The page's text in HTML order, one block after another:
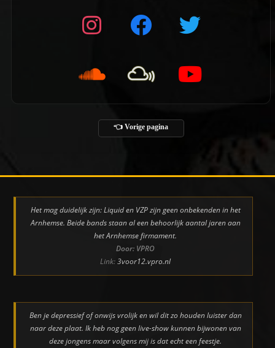
👈 Vorige pagina
Het mag duidelijk zijn: Liquid en VZP zijn geen onbekenden in het
Arnhemse. Beide bands staan al een behoorlijk aantal jaren aan
het Arnhemse firmament.
Door: VPRO
Link:3voor12.vpro.nl
Ben je depressief of onwijs vrolijk en wil dit zo houden luister dan
naar deze plaat. Ik heb nog geen live-show kunnen bijwonen van
deze jongens maar volgens mij is dat echt een feestje.